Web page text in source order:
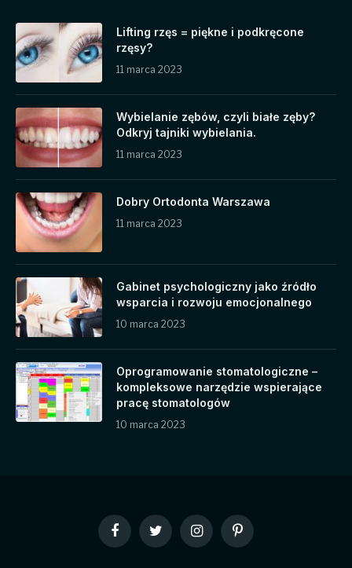
Lifting rzęs = piękne i podkręcone
rzęsy?
11 marca 2023
Wybielanie zębów, czyli białe zęby?
Odkryj tajniki wybielania.
11 marca 2023
Dobry Ortodonta Warszawa
11 marca 2023
Gabinet psychologiczny jako źródło
wsparcia i rozwoju emocjonalnego
10 marca 2023
Oprogramowanie stomatologiczne –
kompleksowe narzędzie wspierające
pracę stomatologów
10 marca 2023
FacebookTwitter InstagramPinterest